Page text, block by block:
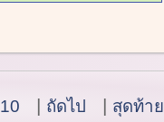
ถัดไป สุดท้าย